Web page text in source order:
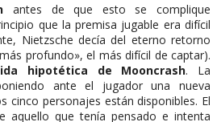
antes de que esto se complique
que la premisa jugable era difícil
Nietzsche decía del eterno retorno
profundo», el más difícil de captar).
hipotética de Mooncrash. La
ante el jugador una nueva
cinco personajes están disponibles. El
aquello que tenía pensado e intenta